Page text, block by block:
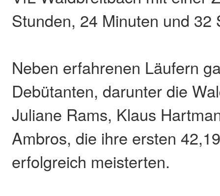
Stunden, 24 Minuten und 32
Neben erfahrenen Läufern
Debütanten, darunter die
Juliane Rams, Klaus
Ambros, die ihre ersten
erfolgreich meisterten.